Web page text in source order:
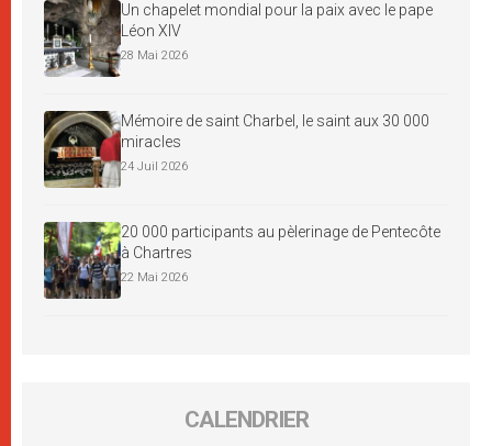
Un chapelet mondial pour la paix avec le pape
Léon XIV
28 Mai 2026
Mémoire de saint Charbel, le saint aux 30 000
miracles
24 Juil 2026
20 000 participants au pèlerinage de Pentecôte
à Chartres
22 Mai 2026
CALENDRIER